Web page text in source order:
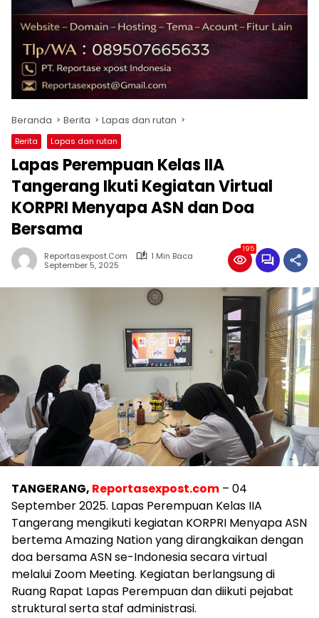
Beranda Berita Lapas dan rutan
Berita Lapas dan rutan
Lapas Perempuan Kelas IIA
Tangerang Ikuti Kegiatan Virtual
KORPRI Menyapa ASN dan Doa
Bersama
Reportasexpost.com
1 Min Baca
September 5, 2025
195
TANGERANG, Reportasexpost.com – 04
September 2025. Lapas Perempuan Kelas IIA
Tangerang mengikuti kegiatan KORPRI Menyapa ASN
bertema Amazing Nation yang dirangkaikan dengan
doa bersama ASN se-Indonesia secara virtual
melalui Zoom Meeting. Kegiatan berlangsung di
Ruang Rapat Lapas Perempuan dan diikuti pejabat
struktural serta staf administrasi.